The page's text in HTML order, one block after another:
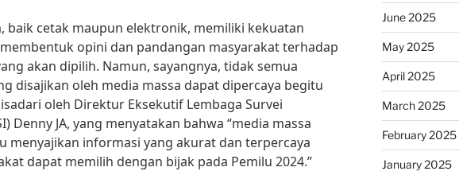
baik cetak maupun elektronik, memiliki kekuatan
opini dan pandangan masyarakat terhadap
akan dipilih. Namun, sayangnya, tidak semua
disajikan oleh media massa dapat dipercaya begitu
oleh Direktur Eksekutif Lembaga Survei
Denny JA, yang menyatakan bahwa “media massa
menyajikan informasi yang akurat dan terpercaya
dapat memilih dengan bijak pada Pemilu 2024.”
June 2025
May 2025
April 2025
March 2025
February 2025
January 2025